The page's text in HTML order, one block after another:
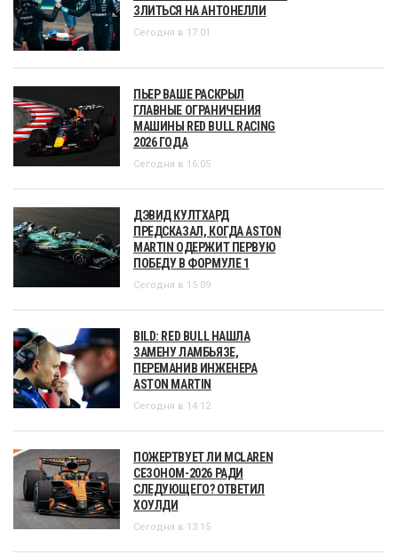
ЗЛИТЬСЯ НА АНТОНЕЛЛИ
Сегодня в 17:01
ПЬЕР ВАШЕ РАСКРЫЛ
ГЛАВНЫЕ ОГРАНИЧЕНИЯ
МАШИНЫ RED BULL RACING
2026 ГОДА
Сегодня в 16:05
ДЭВИД КУЛТХАРД
ПРЕДСКАЗАЛ, КОГДА ASTON
MARTIN ОДЕРЖИТ ПЕРВУЮ
ПОБЕДУ В ФОРМУЛЕ 1
Сегодня в 15:09
BILD: RED BULL НАШЛА
ЗАМЕНУ ЛАМБЬЯЗЕ,
ПЕРЕМАНИВ ИНЖЕНЕРА
ASTON MARTIN
Сегодня в 14:12
ПОЖЕРТВУЕТ ЛИ MCLAREN
СЕЗОНОМ-2026 РАДИ
СЛЕДУЮЩЕГО? ОТВЕТИЛ
ХОУЛДИ
Сегодня в 13:15